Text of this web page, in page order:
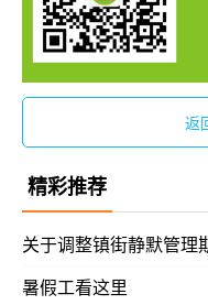
返
精彩推荐
关于调整镇街静默管理
暑假工看这里